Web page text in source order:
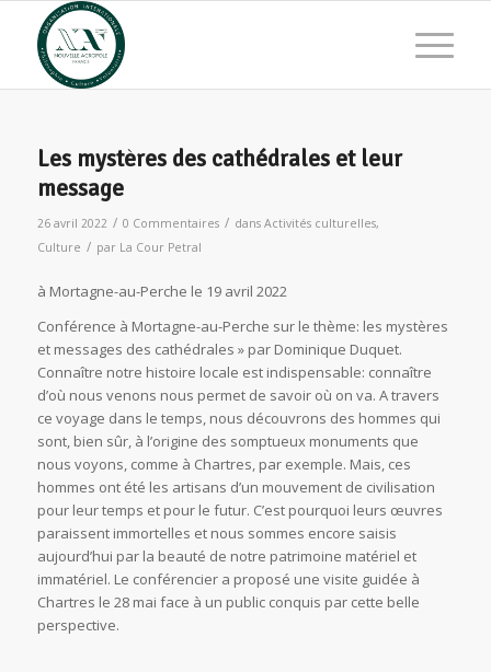
Les mystères des cathédrales et leur
message
26 avril 2022 / 0 Commentaires / dans Activités culturelles,
Culture / par La Cour Petral
à Mortagne-au-Perche le 19 avril 2022
Conférence à Mortagne-au-Perche sur le thème: les mystères
et messages des cathédrales » par Dominique Duquet.
Connaître notre histoire locale est indispensable: connaître
d’où nous venons nous permet de savoir où on va. A travers
ce voyage dans le temps, nous découvrons des hommes qui
sont, bien sûr, à l’origine des somptueux monuments que
nous voyons, comme à Chartres, par exemple. Mais, ces
hommes ont été les artisans d’un mouvement de civilisation
pour leur temps et pour le futur. C’est pourquoi leurs œuvres
paraissent immortelles et nous sommes encore saisis
aujourd’hui par la beauté de notre patrimoine matériel et
immatériel. Le conférencier a proposé une visite guidée à
Chartres le 28 mai face à un public conquis par cette belle
perspective.